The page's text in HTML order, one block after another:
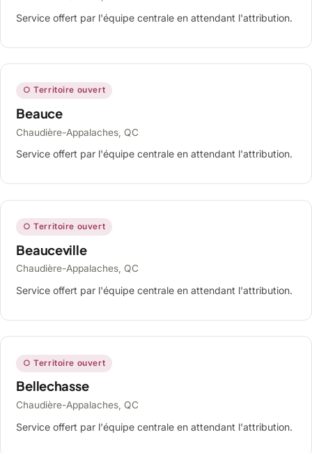
Service offert par l'équipe centrale en attendant l'attribution.
○ Territoire ouvert
Beauce
Chaudière-Appalaches, QC
Service offert par l'équipe centrale en attendant l'attribution.
○ Territoire ouvert
Beauceville
Chaudière-Appalaches, QC
Service offert par l'équipe centrale en attendant l'attribution.
○ Territoire ouvert
Bellechasse
Chaudière-Appalaches, QC
Service offert par l'équipe centrale en attendant l'attribution.